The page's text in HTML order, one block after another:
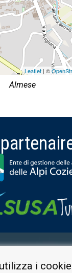
Leaflet | ©
Almese
POLICY
i cookie